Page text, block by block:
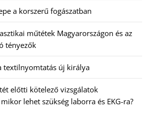
a korszerű fogászatban
műtétek Magyarországon és az
tényezők
textilnyomtatás új királya
előtti kötelező vizsgálatok
lehet szükség laborra és EKG-ra?